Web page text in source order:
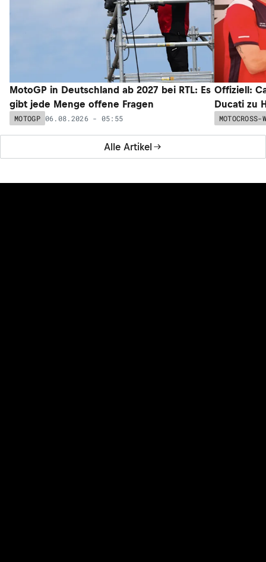
Alle Artikel
MotoGP in Deutschland ab 2027 bei RTL: Es
gibt jede Menge offene Fragen
MOTOGP 06.08.2026 - 05:55
Offiziell:
Ducati zu
MOTOCROSS-